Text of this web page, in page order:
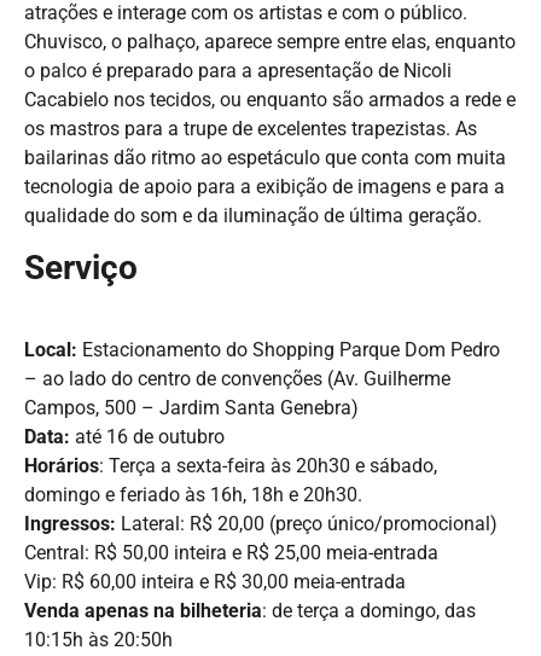
atrações e interage com os artistas e com o público.
Chuvisco, o palhaço, aparece sempre entre elas, enquanto
o palco é preparado para a apresentação de Nicoli
Cacabielo nos tecidos, ou enquanto são armados a rede e
os mastros para a trupe de excelentes trapezistas. As
bailarinas dão ritmo ao espetáculo que conta com muita
tecnologia de apoio para a exibição de imagens e para a
qualidade do som e da iluminação de última geração.
Serviço
Local: Estacionamento do Shopping Parque Dom Pedro
– ao lado do centro de convenções (Av. Guilherme
Campos, 500 – Jardim Santa Genebra)
Data: até 16 de outubro
Horários: Terça a sexta-feira às 20h30 e sábado,
domingo e feriado às 16h, 18h e 20h30.
Ingressos: Lateral: R$ 20,00 (preço único/promocional)
Central: R$ 50,00 inteira e R$ 25,00 meia-entrada
Vip: R$ 60,00 inteira e R$ 30,00 meia-entrada
Venda apenas na bilheteria: de terça a domingo, das
10:15h às 20:50h